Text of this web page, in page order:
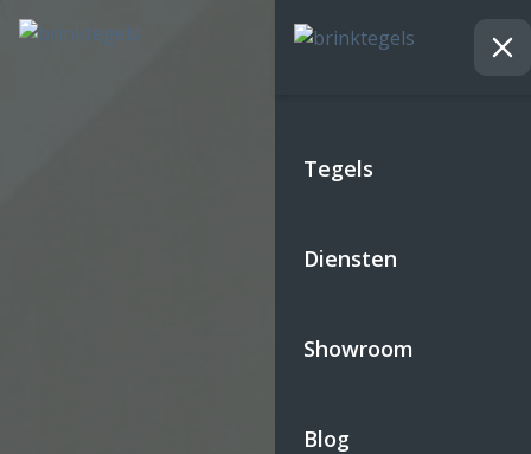
Tegels
Diensten
Showroom
Blog